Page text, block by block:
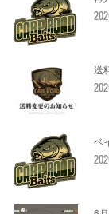
送
ベ